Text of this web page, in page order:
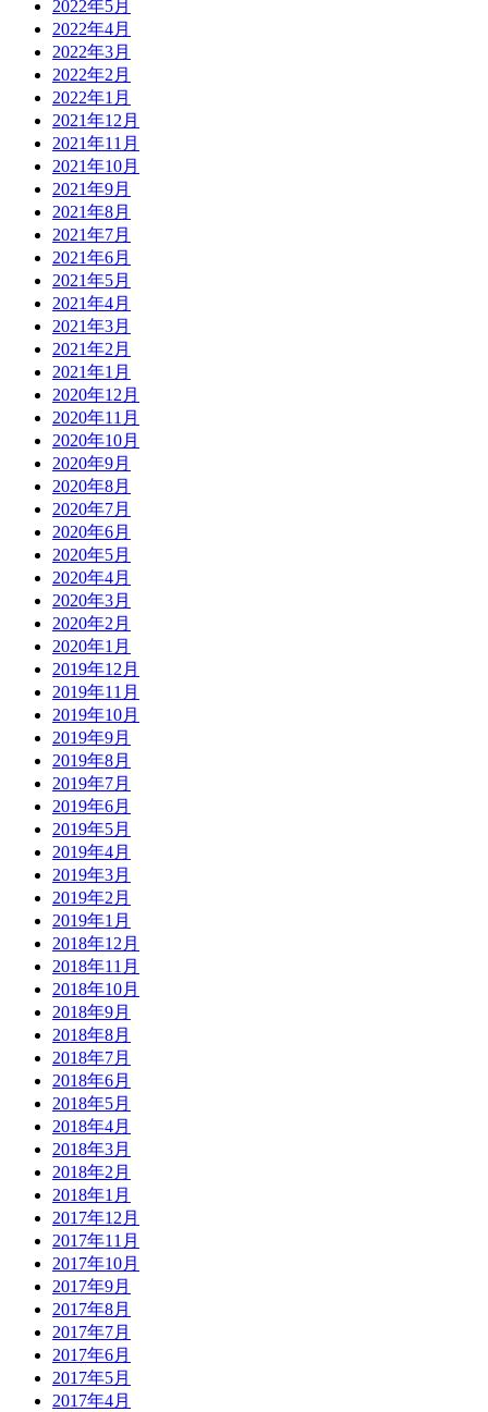
2022年5月
2022年4月
2022年3月
2022年2月
2022年1月
2021年12月
2021年11月
2021年10月
2021年9月
2021年8月
2021年7月
2021年6月
2021年5月
2021年4月
2021年3月
2021年2月
2021年1月
2020年12月
2020年11月
2020年10月
2020年9月
2020年8月
2020年7月
2020年6月
2020年5月
2020年4月
2020年3月
2020年2月
2020年1月
2019年12月
2019年11月
2019年10月
2019年9月
2019年8月
2019年7月
2019年6月
2019年5月
2019年4月
2019年3月
2019年2月
2019年1月
2018年12月
2018年11月
2018年10月
2018年9月
2018年8月
2018年7月
2018年6月
2018年5月
2018年4月
2018年3月
2018年2月
2018年1月
2017年12月
2017年11月
2017年10月
2017年9月
2017年8月
2017年7月
2017年6月
2017年5月
2017年4月